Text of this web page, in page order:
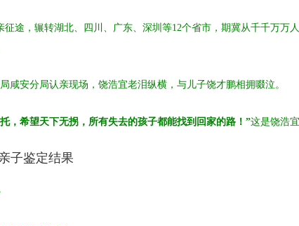
征途，辗转湖北、四川、广东、深圳等12个省市，期冀从千千万万
咸安分局认亲现场，饶浩宜老泪纵横，与儿子饶才鹏相拥啜泣。
，希望天下无拐，所有失去的孩子都能找到回家的路！”这是饶浩
子鉴定结果